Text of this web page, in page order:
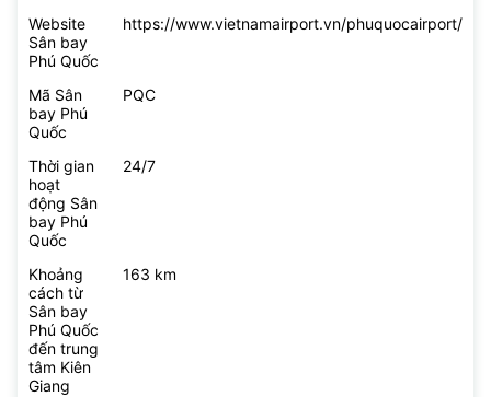
Website
Sân bay
Phú Quốc
https://www.vietnamairport.vn/phuquocairport/
Mã Sân
bay Phú
Quốc
PQC
Thời gian
hoạt
động Sân
bay Phú
Quốc
24/7
Khoảng
cách từ
Sân bay
Phú Quốc
đến trung
tâm Kiên
Giang
163 km